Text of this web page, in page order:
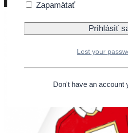
Zapamätať
Lost your
Don't have an account